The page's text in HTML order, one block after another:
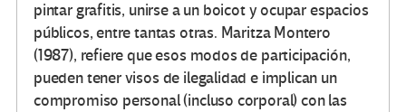
pintar grafitis, unirse a un boicot y ocupar espacios
públicos, entre tantas otras. Maritza Montero
(1987), refiere que esos modos de participación,
pueden tener visos de ilegalidad e implican un
compromiso personal (incluso corporal) con las